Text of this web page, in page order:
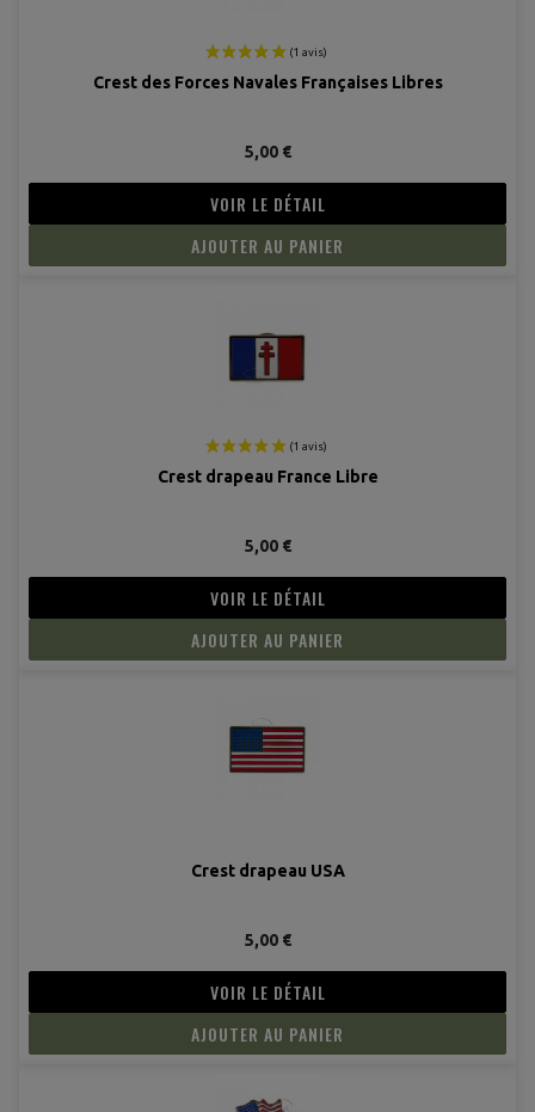
Crest des Forces Navales Françaises Libres
5,00 €
VOIR LE DÉTAIL
AJOUTER AU PANIER
Crest drapeau France Libre
5,00 €
VOIR LE DÉTAIL
AJOUTER AU PANIER
Crest drapeau USA
5,00 €
VOIR LE DÉTAIL
AJOUTER AU PANIER